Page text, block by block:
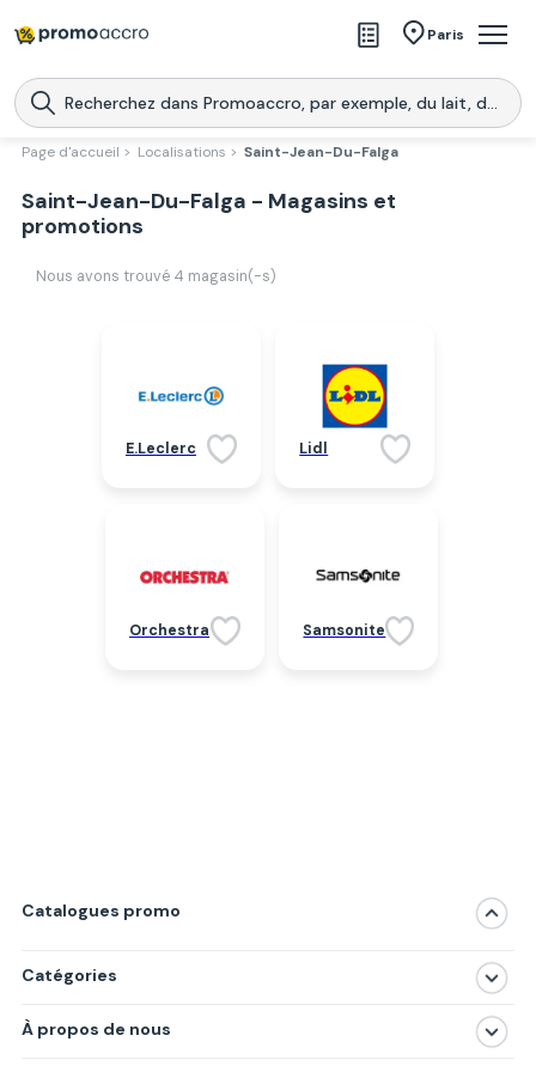
Paris
Magasins
Produits
Télécharge l’application
Promoaccro
Télécharger
Page d'accueil > Localisations > Saint-Jean-Du-Falga
Saint-Jean-Du-Falga - Magasins et
promotions
Nous avons trouvé 4 magasin(-s)
E.Leclerc Lidl
Orchestra Samsonite
Catalogues promo
Catégories
Produits
À propos de nous